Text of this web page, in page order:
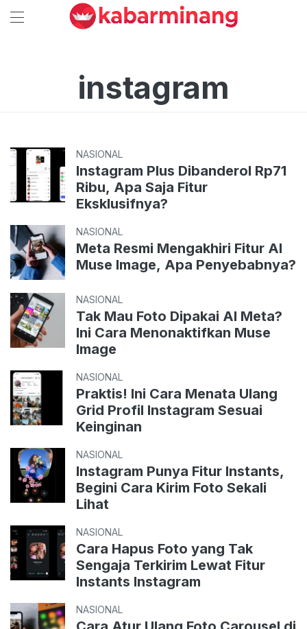
instagram
NASIONAL
Instagram Plus Dibanderol Rp71
Ribu, Apa Saja Fitur
Eksklusifnya?
NASIONAL
Meta Resmi Mengakhiri Fitur AI
Muse Image, Apa Penyebabnya?
NASIONAL
Tak Mau Foto Dipakai AI Meta?
Ini Cara Menonaktifkan Muse
Image
NASIONAL
Praktis! Ini Cara Menata Ulang
Grid Profil Instagram Sesuai
Keinginan
NASIONAL
Instagram Punya Fitur Instants,
Begini Cara Kirim Foto Sekali
Lihat
NASIONAL
Cara Hapus Foto yang Tak
Sengaja Terkirim Lewat Fitur
Instants Instagram
NASIONAL